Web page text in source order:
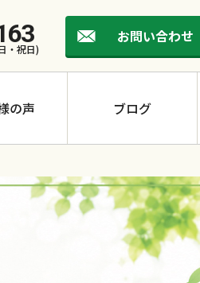
・祝日)
お問い合わせ
太陽光発電
の声 ブログ